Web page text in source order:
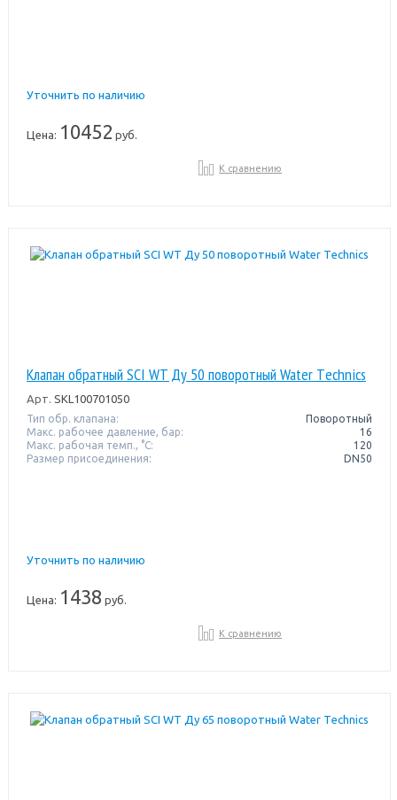
Уточнить по наличию
Цена: 10452 руб.
К сравнению
Клапан обратный SCI WT Ду 50 поворотный Water Тechnics
Арт. SKL100701050
Тип обр. клапана:
Поворотный
Макс. рабочее давление, бар:
16
Макс. рабочая темп., °С:
120
Размер присоединения:
DN50
Уточнить по наличию
Цена: 1438 руб.
К сравнению